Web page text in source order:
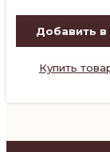
Добавить в
Купить